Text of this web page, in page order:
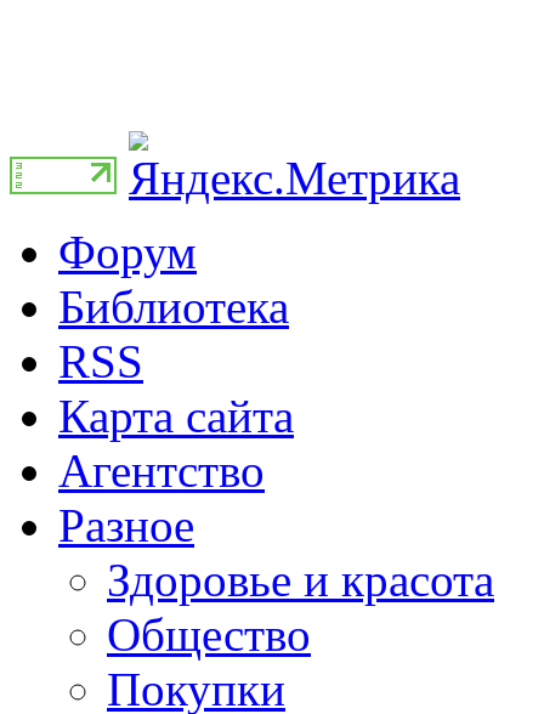
Форум
Библиотека
RSS
Карта сайта
Агентство
Разное
Здоровье и красота
Общество
Покупки